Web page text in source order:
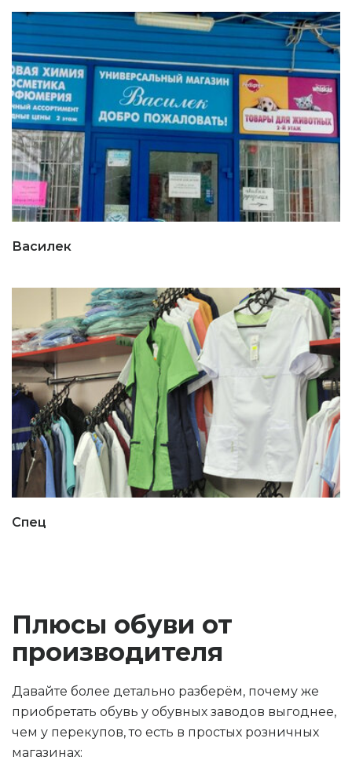
Василек
Спец
Плюсы обуви от
производителя
Давайте более детально разберём, почему же
приобретать обувь у обувных заводов выгоднее,
чем у перекупов, то есть в простых розничных
магазинах: